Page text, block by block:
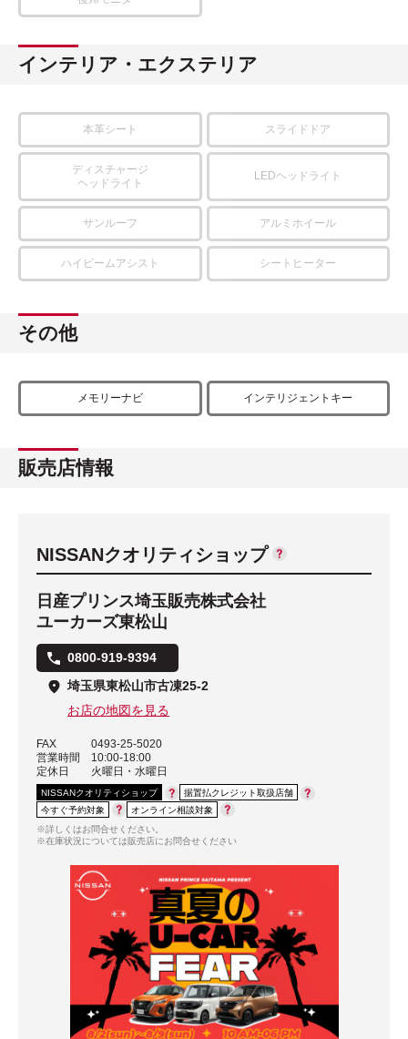
インテリア・エクステリア
本革シート スライドドア
ディスチャージ
ヘッドライト
LEDヘッドライト
サンルーフ アルミホイール
ハイビームアシスト シートヒーター
その他
メモリーナビ インテリジェントキー
販売店情報
NISSANクオリティショップ
日産プリンス埼玉販売株式会社
ユーカーズ東松山
0800-919-9394
埼玉県東松山市古凍25-2
お店の地図を見る
FAX
0493-25-5020
営業時間
10:00-18:00
定休日
火曜日・水曜日
NISSANクオリティショップ
据置払クレジット取扱店舗
今すぐ予約対象
オンライン相談対象
※詳しくはお問合せください。
※在庫状況については販売店にお問合せください